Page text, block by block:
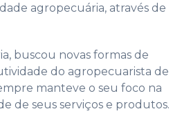
agropecuária, através de
buscou novas formas de
do agropecuarista de
manteve o seu foco na
de seus serviços e produtos.